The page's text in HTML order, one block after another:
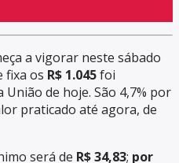
a vigorar neste sábado
fixa os R$ 1.045foi
de hoje. São 4,7% por
praticado até agora, de
será de R$ 34,83; por